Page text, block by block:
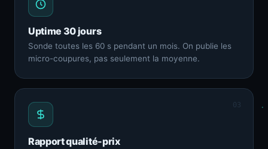
Uptime 30 jours
Sonde toutes les 60 s pendant un mois. On publie les
micro-coupures, pas seulement la moyenne.
03
Rapport qualité-prix